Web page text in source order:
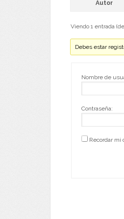
Autor
Viendo 1 entrada
Debes estar
Nombre de
Contraseña:
Recordar mi